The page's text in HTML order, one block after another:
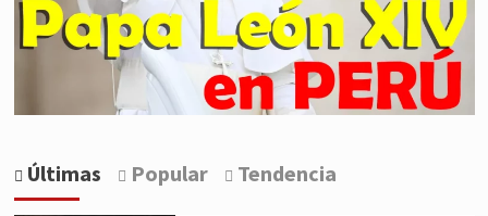
Últimas Popular Tendencia